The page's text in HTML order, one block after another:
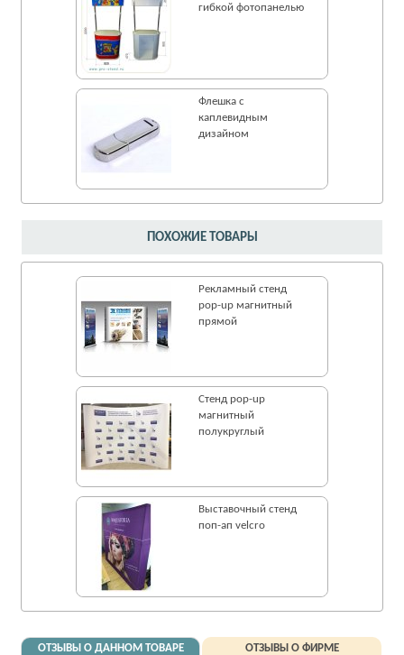
ПОХОЖИЕ ТОВАРЫ
Рекламный стенд
pop-up магнитный
прямой
Стенд pop-up
магнитный
полукруглый
Выставочный стенд
поп-ап velcro
гибкой фотопанелью
Флешка c
каплевидным
дизайном
ОТЗЫВЫ О ДАННОМ ТОВАРЕ ОТЗЫВЫ О ФИРМЕ